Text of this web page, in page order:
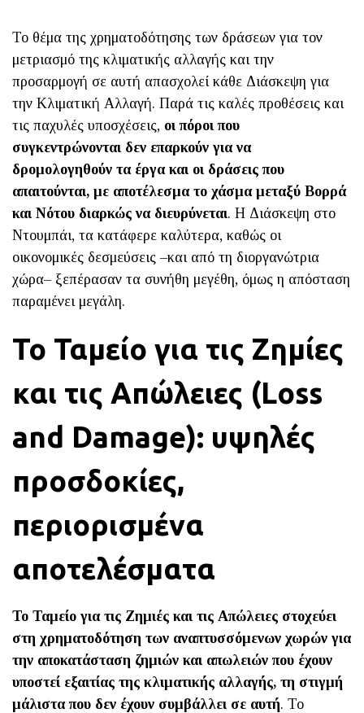
To θέμα της χρηματοδότησης των δράσεων για τον
μετριασμό της κλιματικής αλλαγής και την
προσαρμογή σε αυτή απασχολεί κάθε Διάσκεψη για
την Κλιματική Αλλαγή. Παρά τις καλές προθέσεις και
τις παχυλές υποσχέσεις, οι πόροι που
συγκεντρώνονται δεν επαρκούν για να
δρομολογηθούν τα έργα και οι δράσεις που
απαιτούνται, με αποτέλεσμα το χάσμα μεταξύ Βορρά
και Νότου διαρκώς να διευρύνεται. Η Διάσκεψη στο
Ντουμπάι, τα κατάφερε καλύτερα, καθώς οι
οικονομικές δεσμεύσεις –και από τη διοργανώτρια
χώρα– ξεπέρασαν τα συνήθη μεγέθη, όμως η απόσταση
παραμένει μεγάλη.
To Ταμείο για τις Ζημίες
και τις Απώλειες (Loss
and Damage): υψηλές
προσδοκίες,
περιορισμένα
αποτελέσματα
Το Ταμείο για τις Ζημιές και τις Απώλειες στοχεύει
στη χρηματοδότηση των αναπτυσσόμενων χωρών για
την αποκατάσταση ζημιών και απωλειών που έχουν
υποστεί εξαιτίας της κλιματικής αλλαγής, τη στιγμή
μάλιστα που δεν έχουν συμβάλλει σε αυτή. Το